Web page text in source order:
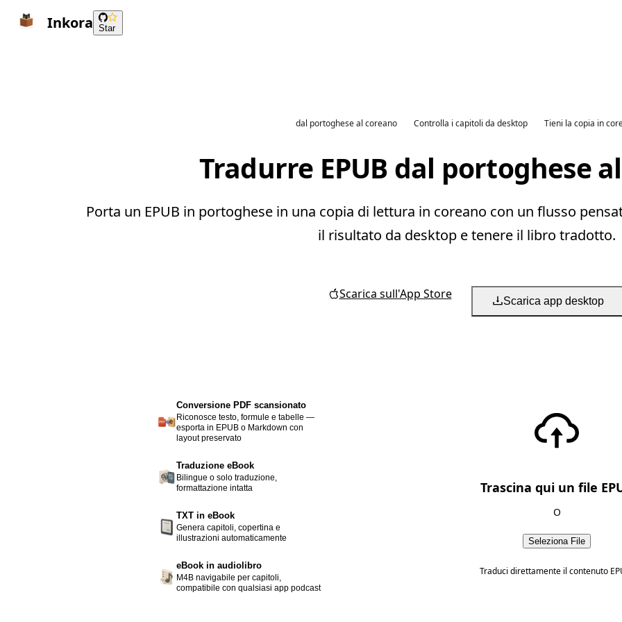
Inkora Star
dal portoghese al coreano Controlla i capitoli da desktop Tieni la copia in
Tradurre EPUB dal portoghese
Porta un EPUB in portoghese in una copia di lettura in coreano con un flusso
il risultato da desktop e tenere il libro tradotto.
Scarica sull'App Store Scarica app desktop
Conversione PDF scansionato
Riconosce testo, formule e tabelle —
esporta in EPUB o Markdown con
layout preservato
Traduzione eBook
Bilingue o solo traduzione,
formattazione intatta
TXT in eBook
Genera capitoli, copertina e
illustrazioni automaticamente
eBook in audiolibro
M4B navigabile per capitoli,
compatibile con qualsiasi app podcast
Trascina qui un file
O
Seleziona File
Traduci direttamente il contenuto